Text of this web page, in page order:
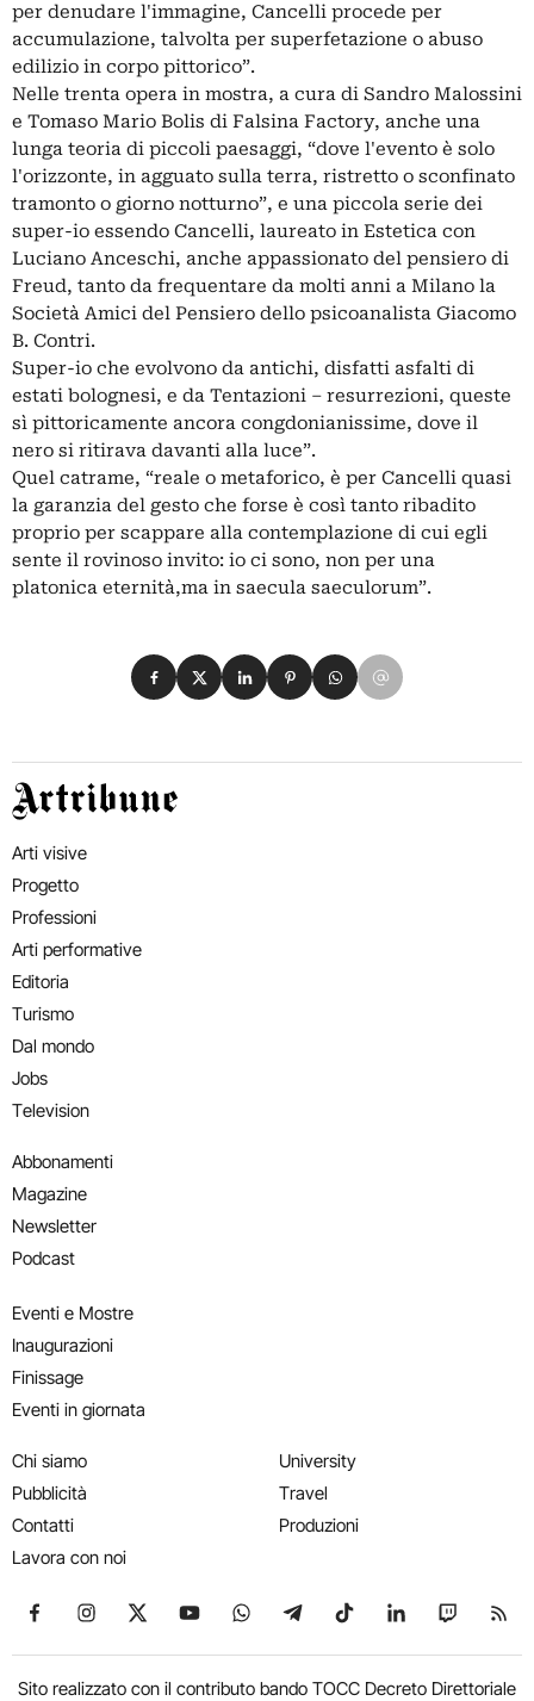
per denudare l'immagine, Cancelli procede per
accumulazione, talvolta per superfetazione o abuso
edilizio in corpo pittorico”.
Nelle trenta opera in mostra, a cura di Sandro Malossini
e Tomaso Mario Bolis di Falsina Factory, anche una
lunga teoria di piccoli paesaggi, “dove l'evento è solo
l'orizzonte, in agguato sulla terra, ristretto o sconfinato
tramonto o giorno notturno”, e una piccola serie dei
super-io essendo Cancelli, laureato in Estetica con
Luciano Anceschi, anche appassionato del pensiero di
Freud, tanto da frequentare da molti anni a Milano la
Società Amici del Pensiero dello psicoanalista Giacomo
B. Contri.
Super-io che evolvono da antichi, disfatti asfalti di
estati bolognesi, e da Tentazioni – resurrezioni, queste
sì pittoricamente ancora congdonianissime, dove il
nero si ritirava davanti alla luce”.
Quel catrame, “reale o metaforico, è per Cancelli quasi
la garanzia del gesto che forse è così tanto ribadito
proprio per scappare alla contemplazione di cui egli
sente il rovinoso invito: io ci sono, non per una
platonica eternità,ma in saecula saeculorum”.
Condividi su Facebook
Condividi su X
Condividi su LinkedIn
Condividi su Pinterest
Condividi su WhatsApp
Condividi su Email
Artribune
Arti visive
Progetto
Professioni
Arti performative
Editoria
Turismo
Dal mondo
Jobs
Television
Abbonamenti
Magazine
Newsletter
Podcast
Eventi e Mostre
Inaugurazioni
Finissage
Eventi in giornata
Chi siamo
Pubblicità
Contatti
Lavora con noi
University
Travel
Produzioni
Seguici su Facebook
Seguici su Instagram
Seguici su X
Seguici su YouTube
Seguici su WhatsApp
Seguici su Telegram
Seguici su TikTok
Seguici su
Seguici
Sito realizzato con il contributo bando TOCC Decreto Direttoriale